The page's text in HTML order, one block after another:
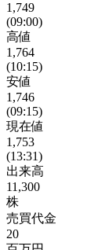
1,749
(09:00)
高値
1,764
(10:15)
安値
1,746
(09:15)
現在値
1,753
(13:31)
出来高
11,300
株
売買代金
20